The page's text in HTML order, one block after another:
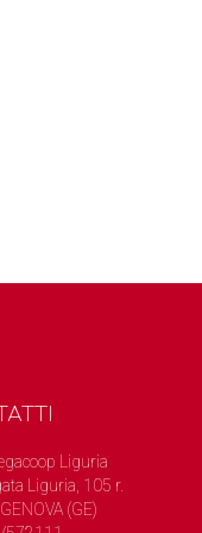
Liguria
Liguria, 105 r.
(GE)